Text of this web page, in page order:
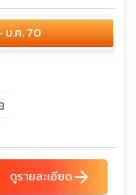
ม.ค. 70
ดูรายละเอียดarrow_forward